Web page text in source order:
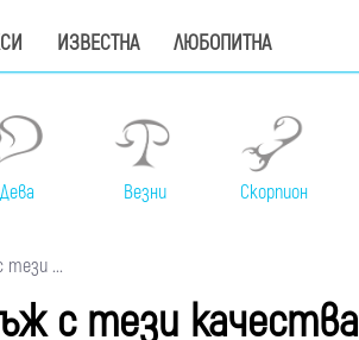
ИЗВЕСТНА ЛЮБОПИТНА
Дева Везни Скорпион
тези ...
с тези качества